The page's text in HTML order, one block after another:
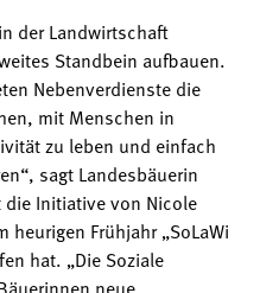
der Landwirtschaft
Standbein aufbauen.
Nebenverdienste die
mit Menschen in
zu leben und einfach
sagt Landesbäuerin
die Initiative von Nicole
heurigen Frühjahr „SoLaWi
hat. „Die Soziale
neue